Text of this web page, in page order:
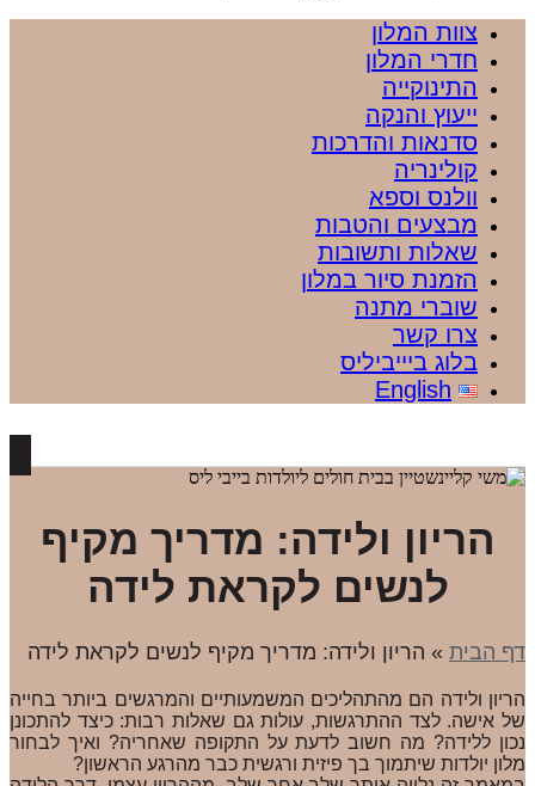
צוות המלון
חדרי המלון
התינוקייה
ייעוץ והנקה
סדנאות והדרכות
קולינריה
וולנס וספא
מבצעים והטבות
שאלות ותשובות
הזמנת סיור במלון
שוברי מתנה
צרו קשר
בלוג ביייביליס
English
הריון ולידה: מדריך מקיף
לנשים לקראת לידה
דף הבית » הריון ולידה: מדריך מקיף לנשים לקראת לידה
הריון ולידה הם מהתהליכים המשמעותיים והמרגשים ביותר בחייה
של אישה. לצד ההתרגשות, עולות גם שאלות רבות: כיצד להתכונן
נכון ללידה? מה חשוב לדעת על התקופה שאחריה? ואיך לבחור
מלון יולדות שיתמוך בך פיזית ורגשית כבר מהרגע הראשון?